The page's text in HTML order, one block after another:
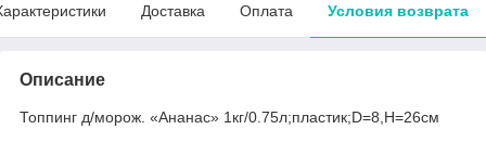
Доставка Оплата Условия возврата
Описание
Топпинг д/морож. «Ананас» 1кг/0.75л;пластик;D=8,H=26см